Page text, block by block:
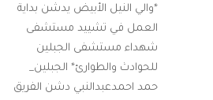
*والي النيل الأبيض يدشن بداية
العمل في تشييد مستشفى
شهداء مستشفى الجبلين
للحوادث والطوارئ* الجبلين_
حمد احمدعبدالنبي دشن الفريق